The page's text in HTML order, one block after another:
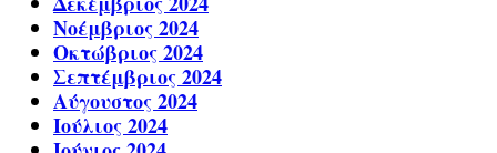
Νοέμβριος 2024
Οκτώβριος 2024
Σεπτέμβριος 2024
Αύγουστος 2024
Ιούλιος 2024